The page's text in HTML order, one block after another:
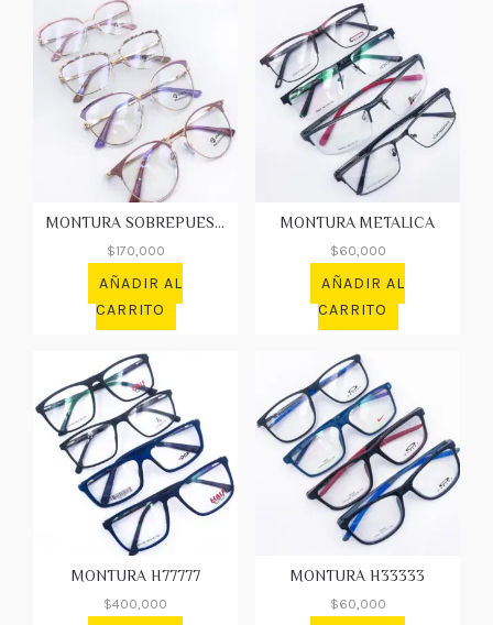
MONTURA SOBREPUESTO
$170,000
AÑADIR AL
CARRITO
MONTURA METALICA
$60,000
AÑADIR AL
CARRITO
MONTURA H77777
$400,000
MONTURA H33333
$60,000